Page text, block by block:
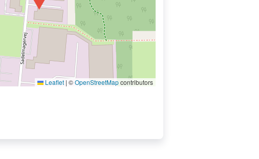
Leaflet | ©OpenStreetMapcontributors